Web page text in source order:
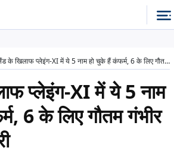
के खिलाफ प्लेइंग-XI में ये 5 नाम हो चुके हैं कंफर्म, 6 के लिए गौतम गंभीर की तलाश जारी
प्लेइंग-XI में ये 5 नाम
6 के लिए गौतम गंभीर